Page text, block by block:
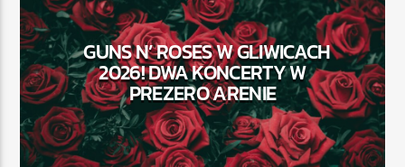
TERAZ
RADIO STREFA MUZY
00:00 24:00
GUNS N’ ROSES W GLIWICACH
2026! DWA KONCERTY W
PREZERO ARENIE